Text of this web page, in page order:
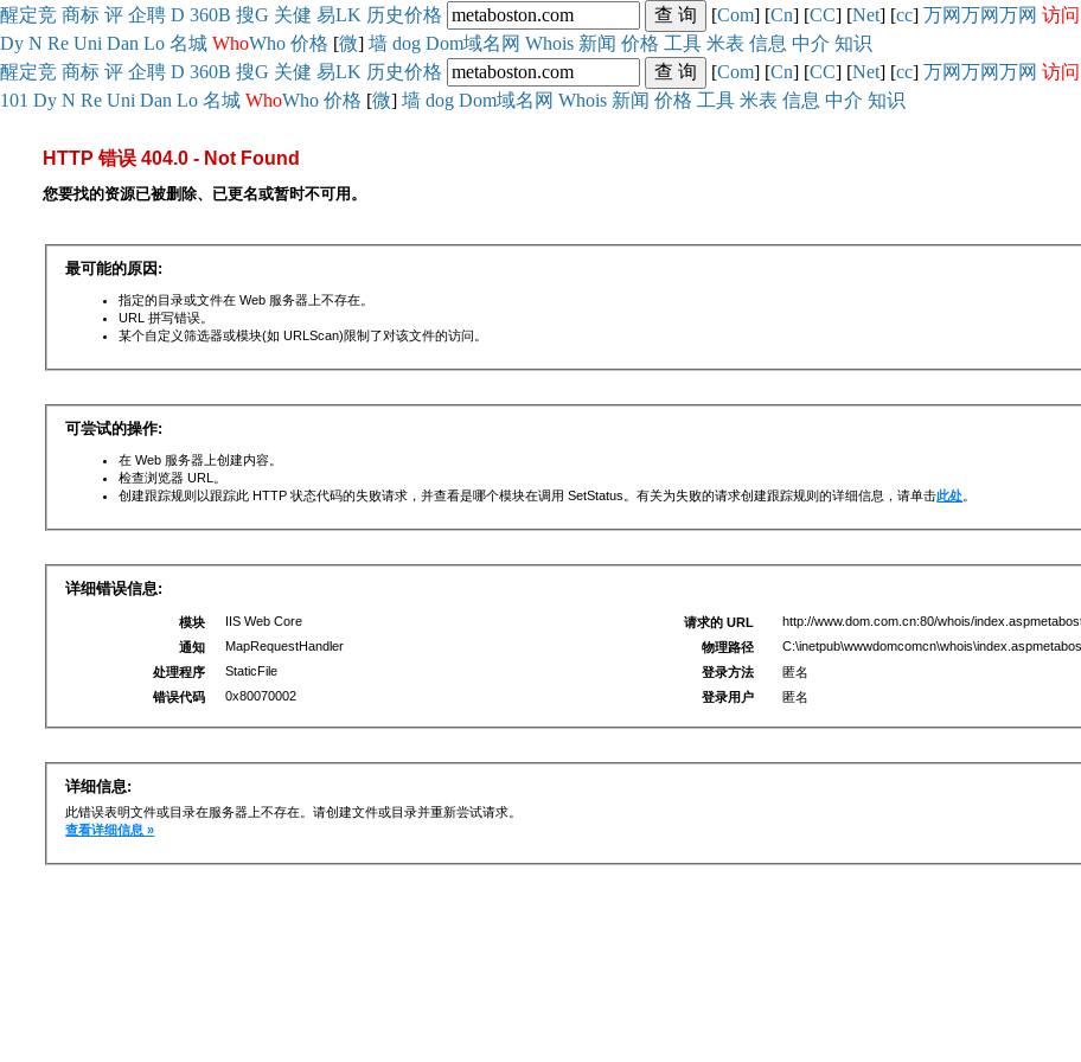
醒定竞 商标 评 企聘 D 360B 搜G 关健 易LK 历史价格 [Com] [Cn] [CC] [Net] [cc] 万网万网万网 访问
Dy N Re Uni Dan Lo 名城 WhoWho 价格 [微] 墙 dog Dom域名网 Whois 新闻 价格 工具 米表 信息 中介 知识